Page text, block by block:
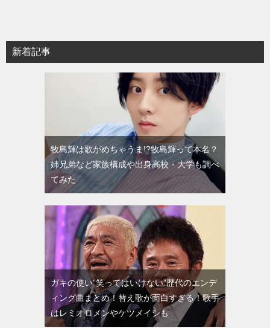
新着記事
牧島輝は歌がめちゃうま!?牧島輝って本名？
姉兄弟など家族構成や出身高校・大学も調べ
てみた
ガキの使い”笑ってはいけない”歴代のエンデ
ィング曲まとめ！替え歌が面白すぎる！歌手
はレミオロメンやケツメイシも